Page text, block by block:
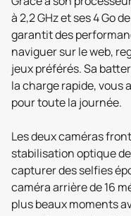
à 2,2 GHz et ses 4 Go
garantit des
naviguer sur le web,
jeux préférés. Sa
la charge rapide,
pour toute la journée.
Les deux caméras
stabilisation optique
capturer des selfies
caméra arrière de 16
plus beaux moments